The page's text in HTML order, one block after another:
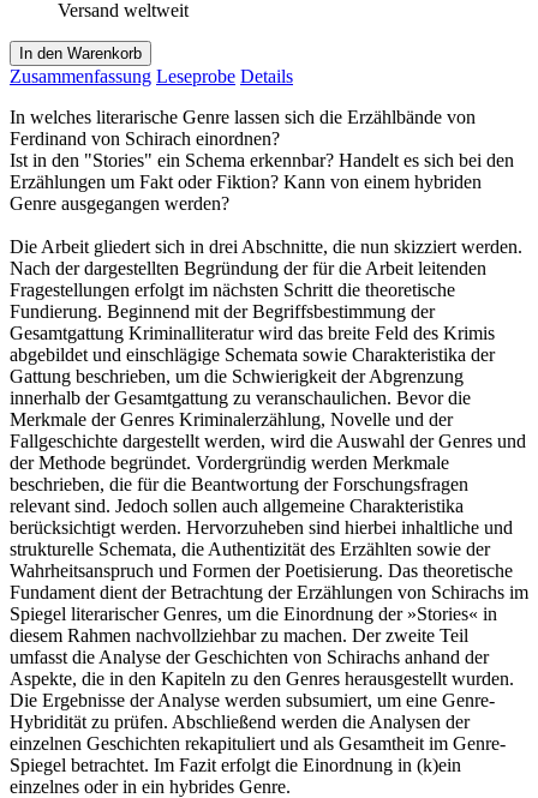
Versand weltweit
In den Warenkorb
Zusammenfassung Leseprobe Details
In welches literarische Genre lassen sich die Erzählbände von
Ferdinand von Schirach einordnen?
Ist in den "Stories" ein Schema erkennbar? Handelt es sich bei den
Erzählungen um Fakt oder Fiktion? Kann von einem hybriden
Genre ausgegangen werden?
Die Arbeit gliedert sich in drei Abschnitte, die nun skizziert werden.
Nach der dargestellten Begründung der für die Arbeit leitenden
Fragestellungen erfolgt im nächsten Schritt die theoretische
Fundierung. Beginnend mit der Begriffsbestimmung der
Gesamtgattung Kriminalliteratur wird das breite Feld des Krimis
abgebildet und einschlägige Schemata sowie Charakteristika der
Gattung beschrieben, um die Schwierigkeit der Abgrenzung
innerhalb der Gesamtgattung zu veranschaulichen. Bevor die
Merkmale der Genres Kriminalerzählung, Novelle und der
Fallgeschichte dargestellt werden, wird die Auswahl der Genres und
der Methode begründet. Vordergründig werden Merkmale
beschrieben, die für die Beantwortung der Forschungsfragen
relevant sind. Jedoch sollen auch allgemeine Charakteristika
berücksichtigt werden. Hervorzuheben sind hierbei inhaltliche und
strukturelle Schemata, die Authentizität des Erzählten sowie der
Wahrheitsanspruch und Formen der Poetisierung. Das theoretische
Fundament dient der Betrachtung der Erzählungen von Schirachs im
Spiegel literarischer Genres, um die Einordnung der »Stories« in
diesem Rahmen nachvollziehbar zu machen. Der zweite Teil
umfasst die Analyse der Geschichten von Schirachs anhand der
Aspekte, die in den Kapiteln zu den Genres herausgestellt wurden.
Die Ergebnisse der Analyse werden subsumiert, um eine Genre-
Hybridität zu prüfen. Abschließend werden die Analysen der
einzelnen Geschichten rekapituliert und als Gesamtheit im Genre-
Spiegel betrachtet. Im Fazit erfolgt die Einordnung in (k)ein
einzelnes oder in ein hybrides Genre.